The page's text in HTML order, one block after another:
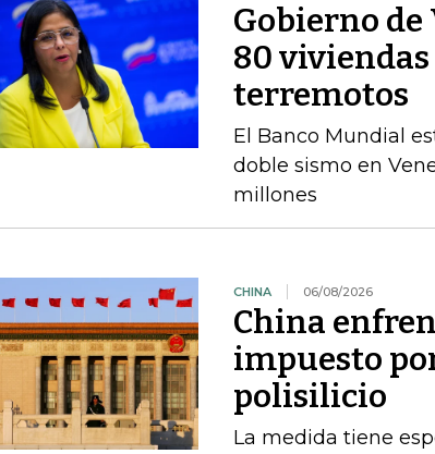
Gobierno de
80 viviendas
terremotos
El Banco Mundial
doble sismo en
millones
CHINA 06/08/2026
China
impuesto
polisilicio
La medida tiene